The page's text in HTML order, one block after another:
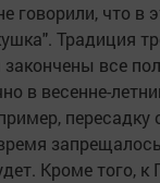
говорили, что в
Традиция
все
в весенне-
Кроме того, к